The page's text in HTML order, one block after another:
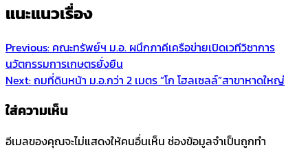
แนะแนวเรื่อง
Previous: คณะทรัพย์ฯ ม.อ. ผนึกภาคีเครือข่ายเปิดเวทีวิชาการ
นวัตกรรมการเกษตรยั่งยืน
Next:ถมที่ดินหน้า ม.อ.กว่า 2 เมตร “โก โฮลเซลล์”สาขาหาดใหญ่
ใส่ความเห็น
อีเมลของคุณจะไม่แสดงให้คนอื่นเห็น ช่องข้อมูลจำเป็นถูกทำ